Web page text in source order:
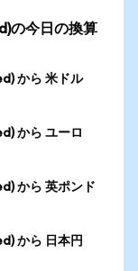
の今日の換算
から 米ドル
から ユーロ
から 英ポンド
から 日本円